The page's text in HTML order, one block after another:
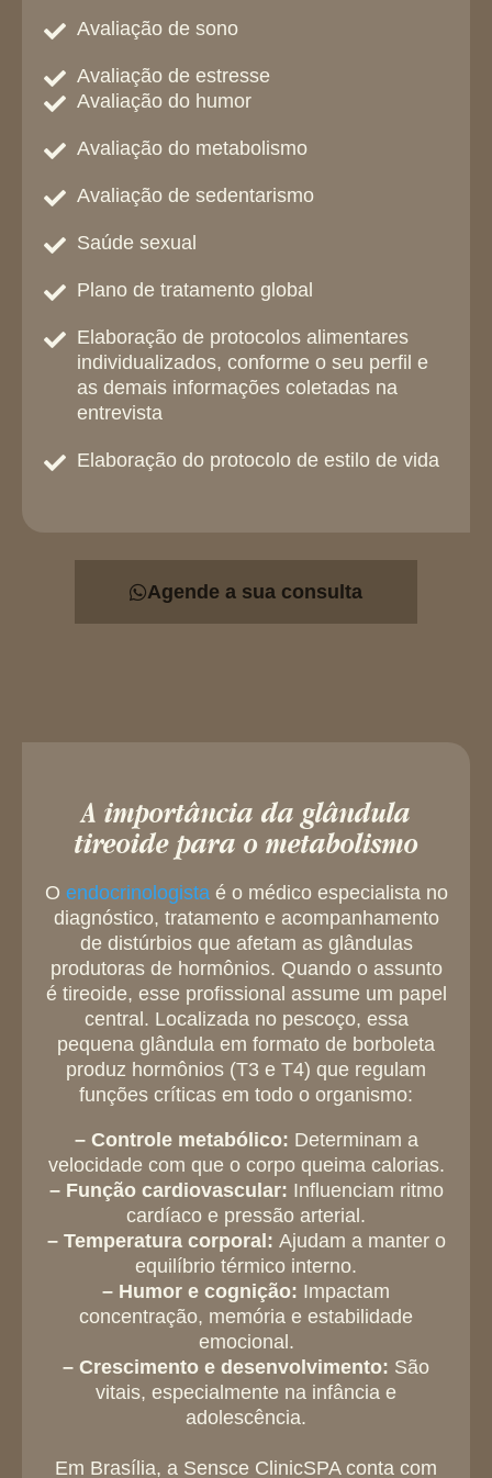
Avaliação de sono
Avaliação de estresse
Avaliação do humor
Avaliação do metabolismo
Avaliação de sedentarismo
Saúde sexual
Plano de tratamento global
Elaboração de protocolos alimentares
individualizados, conforme o seu perfil e
as demais informações coletadas na
entrevista
Elaboração do protocolo de estilo de vida
Agende a sua consulta
A importância da glândula
tireoide para o metabolismo
O endocrinologista é o médico especialista no
diagnóstico, tratamento e acompanhamento
de distúrbios que afetam as glândulas
produtoras de hormônios. Quando o assunto
é tireoide, esse profissional assume um papel
central. Localizada no pescoço, essa
pequena glândula em formato de borboleta
produz hormônios (T3 e T4) que regulam
funções críticas em todo o organismo:
– Controle metabólico: Determinam a
velocidade com que o corpo queima calorias.
– Função cardiovascular: Influenciam ritmo
cardíaco e pressão arterial.
– Temperatura corporal: Ajudam a manter o
equilíbrio térmico interno.
– Humor e cognição: Impactam
concentração, memória e estabilidade
emocional.
– Crescimento e desenvolvimento: São
vitais, especialmente na infância e
adolescência.
Em Brasília, a Sensce ClinicSPA conta com